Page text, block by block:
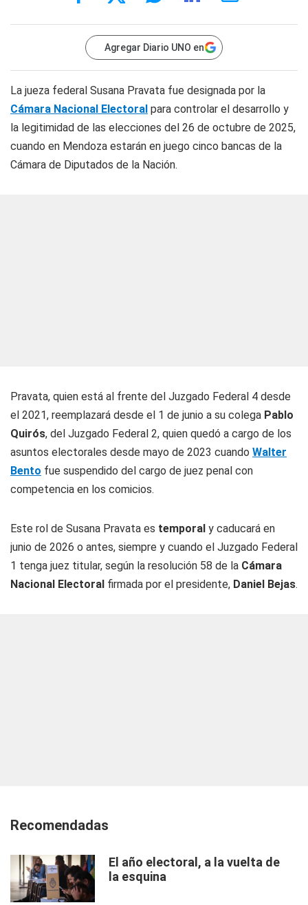
Agregar Diario UNO en
La jueza federal Susana Pravata fue designada por la
Cámara Nacional Electoral para controlar el desarrollo y
la legitimidad de las elecciones del 26 de octubre de 2025,
cuando en Mendoza estarán en juego cinco bancas de la
Cámara de Diputados de la Nación.
Pravata, quien está al frente del Juzgado Federal 4 desde
el 2021, reemplazará desde el 1 de junio a su colega Pablo
Quirós, del Juzgado Federal 2, quien quedó a cargo de los
asuntos electorales desde mayo de 2023 cuando Walter
Bento fue suspendido del cargo de juez penal con
competencia en los comicios.
Este rol de Susana Pravata es temporal y caducará en
junio de 2026 o antes, siempre y cuando el Juzgado Federal
1 tenga juez titular, según la resolución 58 de la Cámara
Nacional Electoral firmada por el presidente, Daniel Bejas.
Recomendadas
El año electoral, a la vuelta de
la esquina